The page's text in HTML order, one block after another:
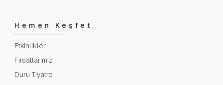
Hemen Keşfet
Etkinlikler
Fırsatlarımız
Duru Tiyatro